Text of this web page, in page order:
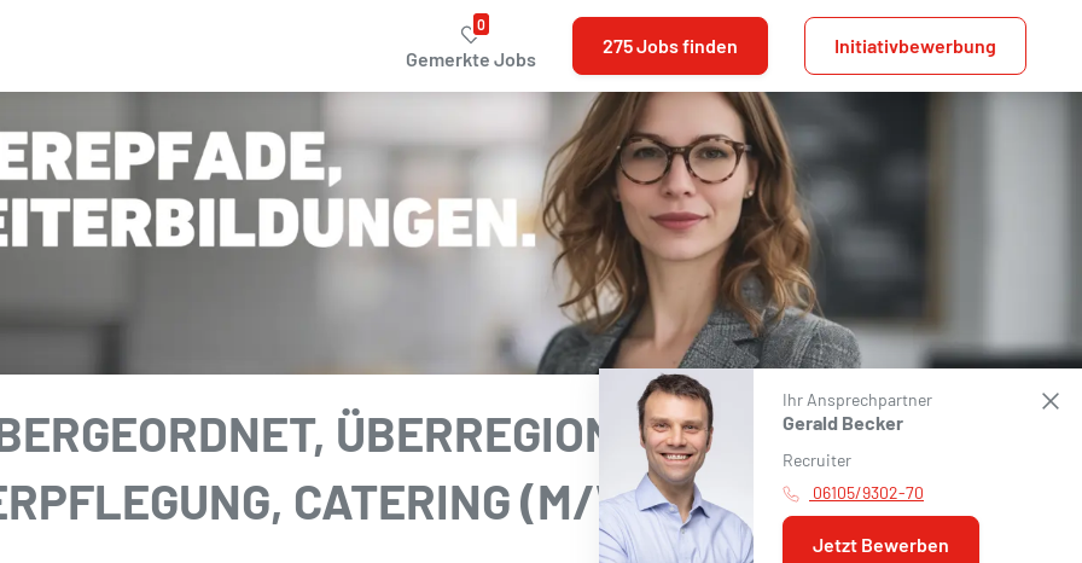
0
Gemerkte Jobs
275 Jobs finden Initiativbewerbung
ÜBERREGIONAL,
CATERING (M/W/D)
Ihr Ansprechpartner
Gerald Becker
Recruiter
06105/9302-70
Jetzt Bewerben